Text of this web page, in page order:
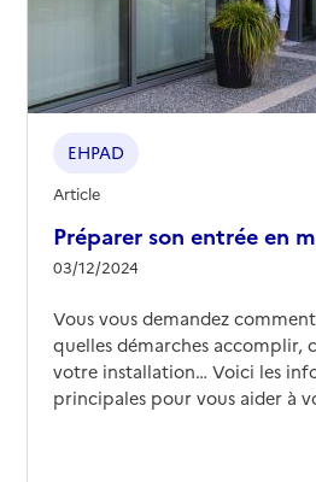
Préparer son entrée en
03/12/2024
EHPAD
Article
Vous vous demandez
quelles démarches accomplir,
votre installation… Voici les
principales pour vous aider à